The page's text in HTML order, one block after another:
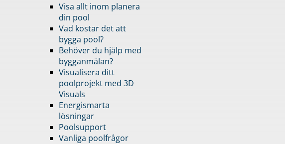
Visa allt inom planera
din pool
Vad kostar det att
bygga pool?
Behöver du hjälp med
bygganmälan?
Visualisera ditt
poolprojekt med 3D
Visuals
Energismarta
lösningar
Poolsupport
Vanliga poolfrågor